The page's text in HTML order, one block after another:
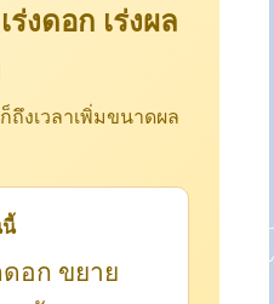
งดอก เร่งผล
ถึงเวลาเพิ่มขนาดผล
นี้
อก ขยาย